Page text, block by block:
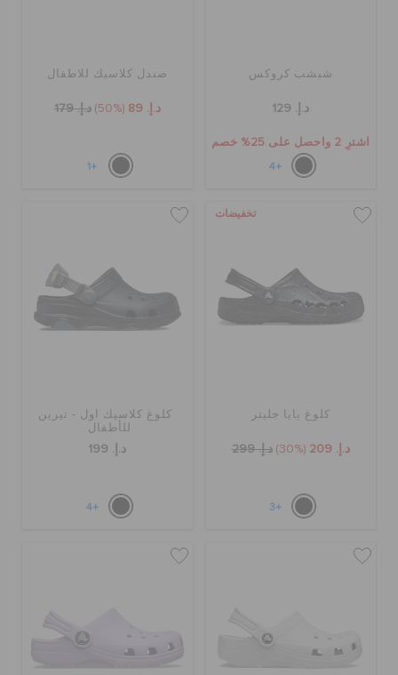
شبشب كروكس
د.إ. 129
اشترِ 2 واحصل على 25% خصم
+4
صندل كلاسيك للاطفال
د.إ. 89 (50%) د.إ. 179
+1
تخفيضات
كلوغ بايا جليتر
د.إ. 209 (30%) د.إ. 299
+3
كلوغ كلاسيك اول - تيرين
للأطفال
د.إ. 199
+4